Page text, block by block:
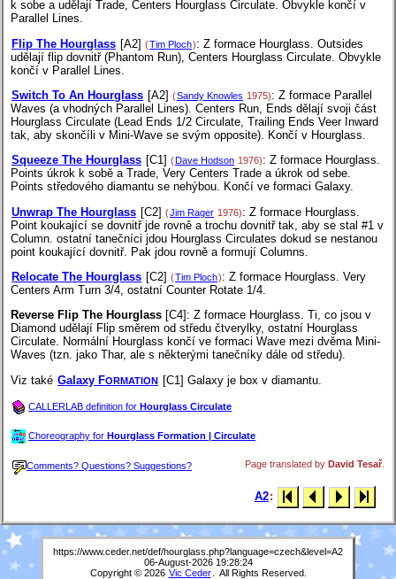
k sobe a udělají Trade, Centers Hourglass Circulate. Obvykle končí v
Parallel Lines.
Flip The Hourglass [A2] (Tim Ploch): Z formace Hourglass. Outsides
udělají flip dovnitř (Phantom Run), Centers Hourglass Circulate. Obvykle
končí v Parallel Lines.
Switch To An Hourglass [A2] (Sandy Knowles 1975): Z formace Parallel
Waves (a vhodných Parallel Lines). Centers Run, Ends dělají svoji část
Hourglass Circulate (Lead Ends 1/2 Circulate, Trailing Ends Veer Inward
tak, aby skončíli v Mini-Wave se svým opposite). Končí v Hourglass.
Squeeze The Hourglass [C1] ( Dave Hodson 1976): Z formace Hourglass.
Points úkrok k sobě a Trade, Very Centers Trade a úkrok od sebe.
Points středového diamantu se nehýbou. Končí ve formaci Galaxy.
Unwrap The Hourglass [C2] (Jim Rager 1976): Z formace Hourglass.
Point koukající se dovnitř jde rovně a trochu dovnitř tak, aby se stal #1 v
Column. ostatní tanečníci jdou Hourglass Circulates dokud se nestanou
point koukající dovnitř. Pak jdou rovně a formují Columns.
Relocate The Hourglass [C2] (Tim Ploch): Z formace Hourglass. Very
Centers Arm Turn 3/4, ostatní Counter Rotate 1/4.
Reverse Flip The Hourglass [C4] : Z formace Hourglass. Ti, co jsou v
Diamond udělají Flip směrem od středu čtverylky, ostatní Hourglass
Circulate. Normální Hourglass končí ve formaci Wave mezi dvěma Mini-
Waves (tzn. jako Thar, ale s některými tanečníky dále od středu).
Viz také Galaxy FORMATION [C1] Galaxy je box v diamantu.
CALLERLAB definition for Hourglass Circulate
Choreography for Hourglass Formation | Circulate
Comments? Questions? Suggestions? Page translated by David Tesař
A2:
https://www.ceder.net/def/hourglass.php?language=czech&level=A2
06-August-2026 19:28:24
Copyright © 2026 Vic Ceder . All Rights Reserved.